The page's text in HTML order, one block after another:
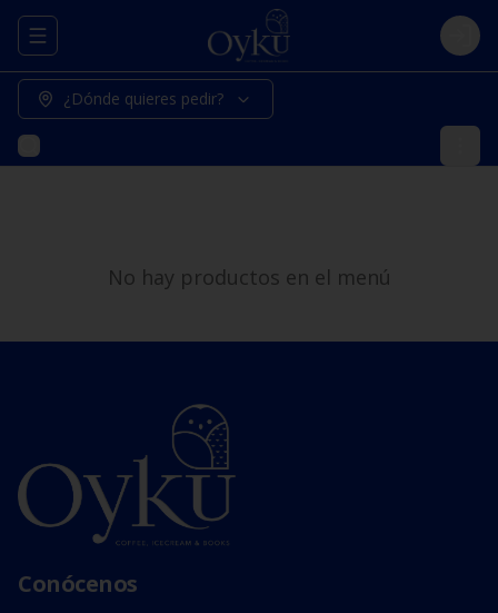
Abrir menu de navegación Login
¿Dónde quieres pedir?
No hay productos en el menú
Conócenos